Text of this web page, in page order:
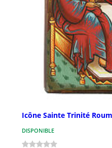
Icône Sainte Trinité
DISPONIBLE